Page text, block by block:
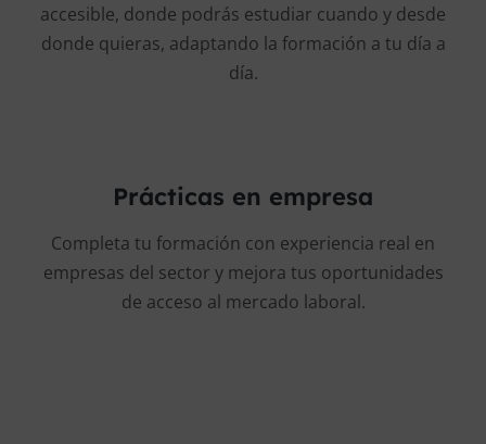
accesible, donde podrás estudiar cuando y desde
donde quieras, adaptando la formación a tu día a
día.
Prácticas en empresa
Completa tu formación con experiencia real en
empresas del sector y mejora tus oportunidades
de acceso al mercado laboral.